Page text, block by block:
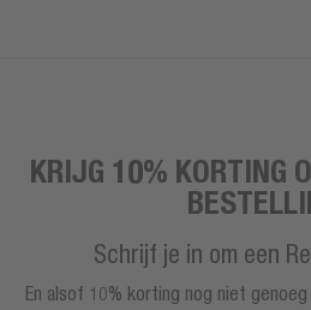
KRIJG 10% KORTING
Schrijf je in om een
En alsof 10% korting nog niet